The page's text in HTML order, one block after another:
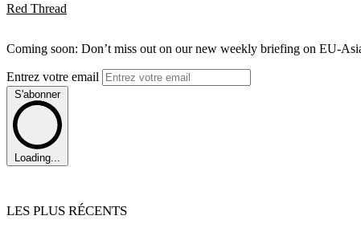
Red Thread
Coming soon: Don’t miss out on our new weekly briefing on EU-
Entrez votre email
S'abonner
Loading...
LES PLUS RÉCENTS